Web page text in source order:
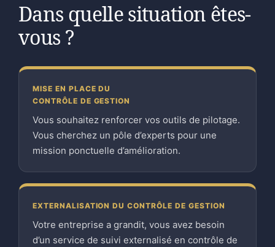
Dans quelle situation êtes-
vous ?
MISE EN PLACE DU
CONTRÔLE DE GESTION
Vous souhaitez renforcer vos outils de pilotage.
Vous cherchez un pôle d’experts pour une
mission ponctuelle d’amélioration.
EXTERNALISATION DU CONTRÔLE DE GESTION
Votre entreprise a grandit, vous avez besoin
d’un service de suivi externalisé en contrôle de